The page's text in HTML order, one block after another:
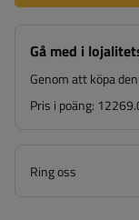
Gå med i
Genom att köpa
Pris i poäng:
Ring oss